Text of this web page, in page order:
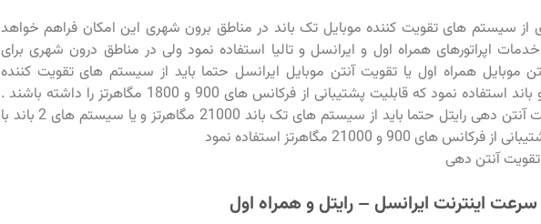
از سیستم های تقویت کننده موبایل تک باند در مناطق برون شهری این امکان فراهم خواهد
اپراتورهای همراه اول و ایرانسل و تالیا استفاده نمود ولی در مناطق درون شهری برای
موبایل همراه اول یا تقویت آنتن موبایل ایرانسل حتما باید از سیستم های تقویت کننده
موبایل دو باند استفاده نمود که قابلیت پشتیبانی از فرکانس های 900 و 1800 مگاهرتز را داشته باشند .
برای تقویت آنتن دهی رایتل حتما باید از سیستم های تک باند 21000 مگاهرتز و یا سیستم های 2 باند با
های 900 و 21000 مگاهرتز استفاده نمود
اینترنت ایرانسل – رایتل و همراه اول